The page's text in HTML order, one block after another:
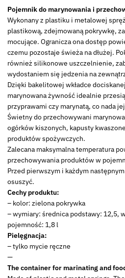
green
Pojemnik do marynowania i
Wykonany z plastiku i metalowej
plastikową, zdejmowaną pokrywkę,
mocujące. Ogranicza ona dostęp
czemu pozostaje świeża na dłużej.
również silikonowe uszczelnienie,
wydostaniem się jedzenia na
Dzięki bakelitowej wkładce
marynowana żywność idealnie
przyprawami czy marynatą, co nada
Świetny do przechowywani
ogórków kiszonych, kapusty
produktów spożywczych.
Zalecana maksymalna temperatura
przechowywania produktów w
Przed pierwszym i każdym
osuszyć.
Cechy produktu:
– kolor: zielona pokrywka
– wymiary: średnica podstawy: 12,5,
pojemność: 1,8 l
Pielęgnacja:
– tylko mycie ręczne
—
The container for marinating and